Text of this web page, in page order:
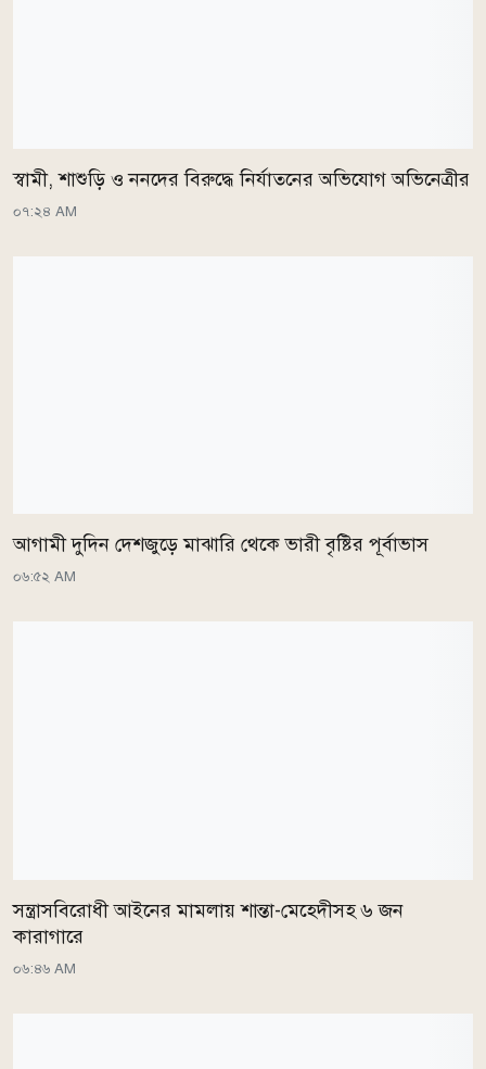
স্বামী, শাশুড়ি ও ননদের বিরুদ্ধে নির্যাতনের অভিযোগ অভিনেত্রীর
০৭:২৪ AM
আগামী দুদিন দেশজুড়ে মাঝারি থেকে ভারী বৃষ্টির পূর্বাভাস
০৬:৫২ AM
সন্ত্রাসবিরোধী আইনের মামলায় শান্তা-মেহেদীসহ ৬ জন
কারাগারে
০৬:৪৬ AM